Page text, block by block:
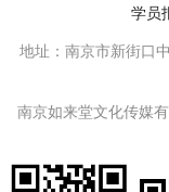
学员
地址：南京市新街口
南京如来堂文化传媒